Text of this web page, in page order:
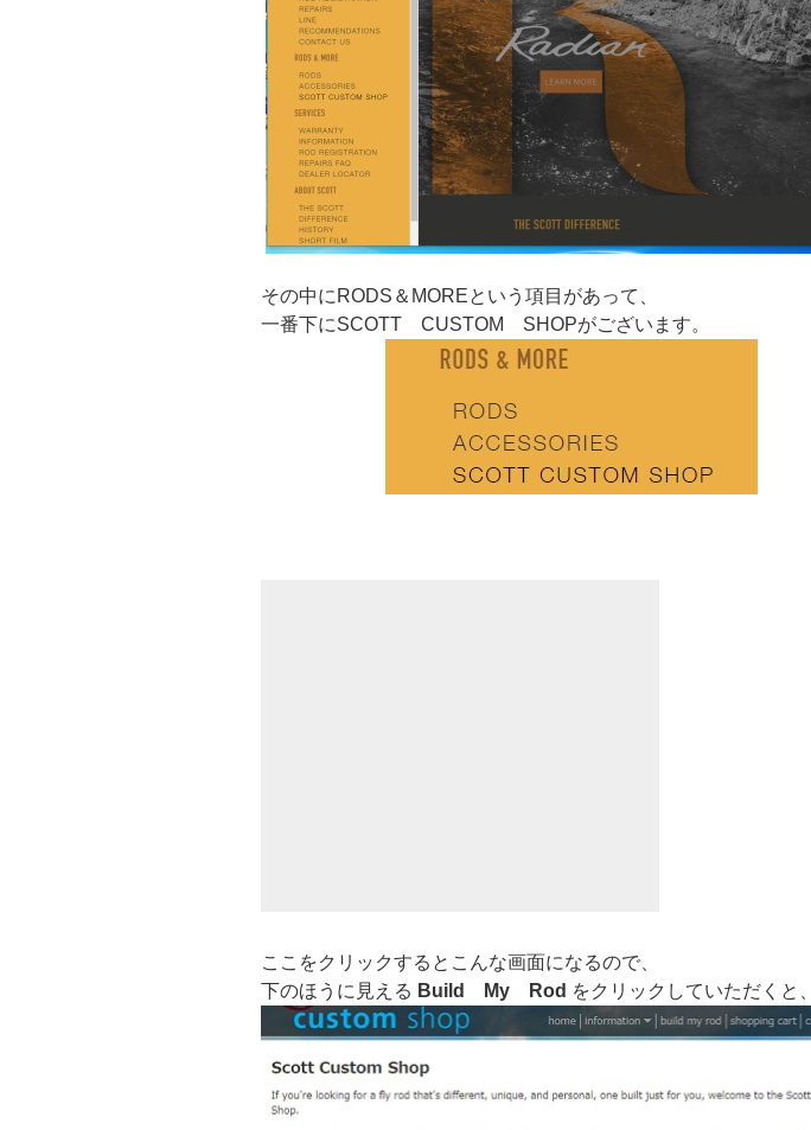
その中にRODS＆MOREという項目があって、
一番下にSCOTT CUSTOM SHOPがございます。
ここをクリックするとこんな画面になるので、
下のほうに見える Build My Rod をクリックしていただくと、